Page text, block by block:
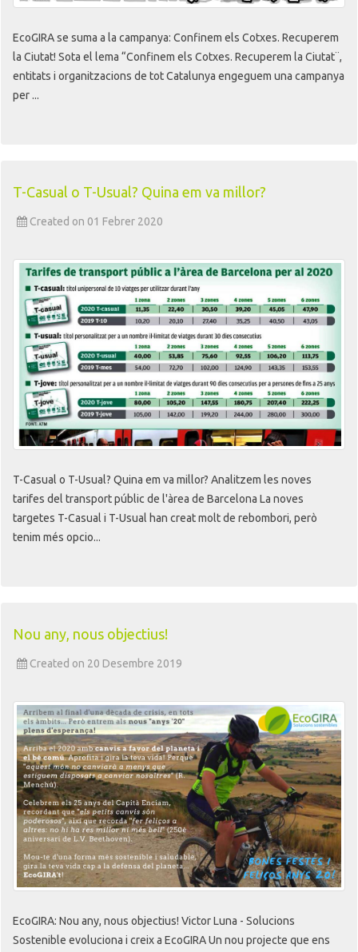
EcoGIRA se suma a la campanya: Confinem els Cotxes. Recuperem
la Ciutat! Sota el lema “Confinem els Cotxes. Recuperem la Ciutat¨,
entitats i organitzacions de tot Catalunya engeguem una campanya
per ...
T-Casual o T-Usual? Quina em va millor?
Created on 01 Febrer 2020
T-Casual o T-Usual? Quina em va millor? Analitzem les noves
tarifes del transport públic de l'àrea de Barcelona La noves
targetes T-Casual i T-Usual han creat molt de rebombori, però
tenim més opcio...
Nou any, nous objectius!
Created on 20 Desembre 2019
EcoGIRA: Nou any, nous objectius! Victor Luna - Solucions
Sostenible evoluciona i creix a EcoGIRA Un nou projecte que ens